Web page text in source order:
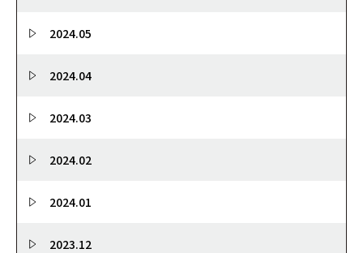
2024.05
2024.04
2024.03
2024.02
2024.01
2023.12